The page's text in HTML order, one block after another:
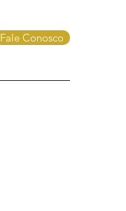
Fale Conosco